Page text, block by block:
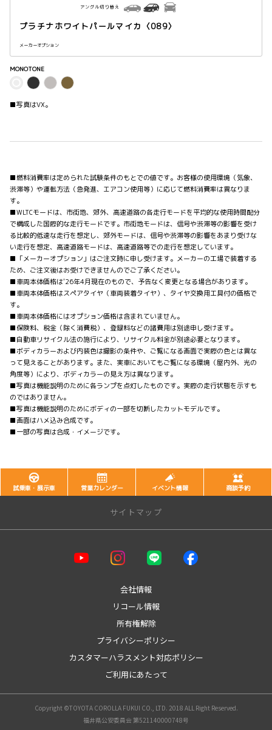
プラチナホワイトパールマイカ〈089〉
メーカーオプション
アングル切り替え
MONOTONE
■写真はVX。
■燃料消費率は定められた試験条件のもとでの値です。お客様の使用環境（気象、
渋滞等）や運転方法（急発進、エアコン使用等）に応じて燃料消費率は異なりま
す。
■WLTCモードは、市街地、郊外、高速道路の各走行モードを平均的な使用時間配分
で構成した国際的な走行モードです。市街地モードは、信号や渋滞等の影響を受け
る比較的低速な走行を想定し、郊外モードは、信号や渋滞等の影響をあまり受けな
い走行を想定、高速道路モードは、高速道路等での走行を想定しています。
■「メーカーオプション」はご注文時に申し受けます。メーカーの工場で装着する
ため、ご注文後はお受けできませんのでご了承ください。
■車両本体価格は'26年4月現在のもので、予告なく変更となる場合があります。
■車両本体価格はスペアタイヤ（車両装着タイヤ）、タイヤ交換用工具付の価格で
す。
■車両本体価格にはオプション価格は含まれていません。
■保険料、税金（除く消費税）、登録料などの諸費用は別途申し受けます。
■自動車リサイクル法の施行により、リサイクル料金が別途必要となります。
■ボディカラーおよび内装色は撮影の条件や、ご覧になる画面で実際の色とは異な
って見えることがあります。また、実車においてもご覧になる環境（屋内外、光の
角度等）により、ボディカラーの見え方は異なります。
■写真は機能説明のために各ランプを点灯したものです。実際の走行状態を示すも
のではありません。
■写真は機能説明のためにボディの一部を切断したカットモデルです。
■画面はハメ込み合成です。
■一部の写真は合成・イメージです。
試乗車・展示車 営業カレンダー イベント情報 商談予約
サイトマップ
会社情報
リコール情報
所有権解除
プライバシーポリシー
カスタマーハラスメント対応ポリシー
ご利用にあたって
Copyright ©TOYOTA COROLLA FUKUI CO., LTD. 2018 ALL Right Reserved.
福井県公安委員会 第521140000748号